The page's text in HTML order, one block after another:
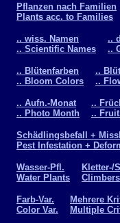
Pflanzen nach Familien
Plants acc. to Families
.. wiss. Namen
.. Scientific Names
..
..
.. Blütenfarben
.. Bloom Colors
..
..
.. Aufn.-Monat
.. Photo Month
..
..
Schädlingsbefall +
Pest Infestation +
Wasser-Pfl.
Water Plants
Kletter-/
Farb-Var.
Color Var.
Mehrere
Multiple